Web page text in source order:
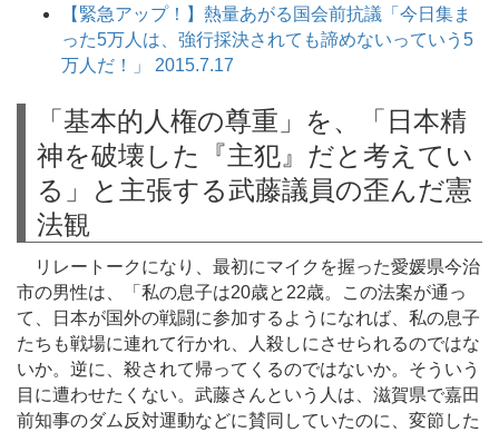
【緊急アップ！】熱量あがる国会前抗議「今日集ま
った5万人は、強行採決されても諦めないっていう5
万人だ！」 2015.7.17
「基本的人権の尊重」を、「日本精
神を破壊した『主犯』だと考えてい
る」と主張する武藤議員の歪んだ憲
法観
リレートークになり、最初にマイクを握った愛媛県今治
市の男性は、「私の息子は20歳と22歳。この法案が通っ
て、日本が国外の戦闘に参加するようになれば、私の息子
たちも戦場に連れて行かれ、人殺しにさせられるのではな
いか。逆に、殺されて帰ってくるのではないか。そういう
目に遭わせたくない。武藤さんという人は、滋賀県で嘉田
前知事のダム反対運動などに賛同していたのに、変節した